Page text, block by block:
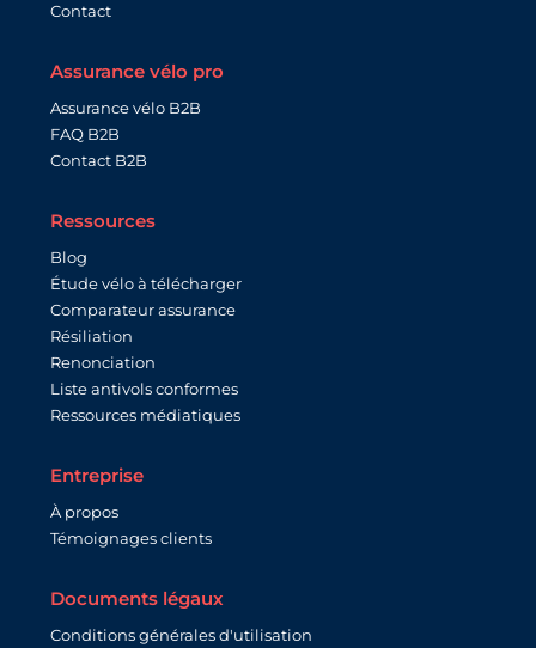
Contact
Assurance vélo pro
Assurance vélo B2B
FAQ B2B
Contact B2B
Ressources
Blog
Étude vélo à télécharger
Comparateur assurance
Résiliation
Renonciation
Liste antivols conformes
Ressources médiatiques
Entreprise
À propos
Témoignages clients
Documents légaux
Conditions générales d'utilisation